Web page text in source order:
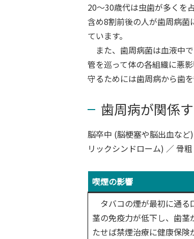
20～30歳代は虫歯が多くを
含め8割前後の人が歯周病
ています。
また、歯周病菌は血液中
管を巡って体の各組織に悪
守るためには歯周病から歯を
歯周病が関係
脳卒中 (脳梗塞や脳出血な
リックシンドローム) ／ 骨
喫煙の影響
タバコの煙が最初に通る
茎の免疫力が低下し、歯茎
たせば禁煙治療に健康保険